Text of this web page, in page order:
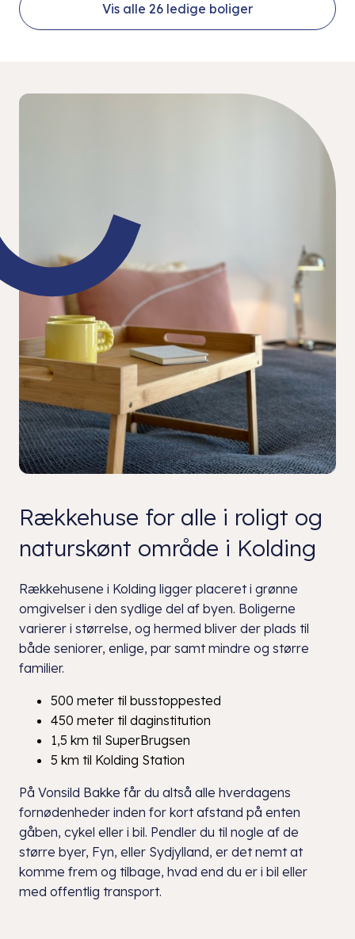
Vis alle 26 ledige boliger
Rækkehuse for alle i roligt og
naturskønt område i Kolding
Rækkehusene i Kolding ligger placeret i grønne
omgivelser i den sydlige del af byen. Boligerne
varierer i størrelse, og hermed bliver der plads til
både seniorer, enlige, par samt mindre og større
familier.
500 meter til busstoppested
450 meter til daginstitution
1,5 km til SuperBrugsen
5 km til Kolding Station
På Vonsild Bakke får du altså alle hverdagens
fornødenheder inden for kort afstand på enten
gåben, cykel eller i bil. Pendler du til nogle af de
større byer, Fyn, eller Sydjylland, er det nemt at
komme frem og tilbage, hvad end du er i bil eller
med offentlig transport.